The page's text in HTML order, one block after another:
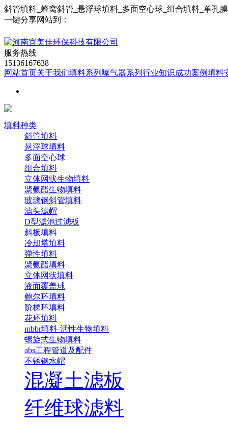
斜管填料_蜂窝斜管_悬浮球填料_多面空心球_组合填料_单孔
一键分享网站到：
服务热线
15136167638
网站首页关于我们填料系列 曝气器系列 行业知识成功案例填料
填料种类
斜管填料
悬浮球填料
多面空心球
组合填料
立体网状生物填料
聚氨酯生物填料
玻璃钢斜管填料
滤头滤帽
D型滤池过滤板
斜板填料
冷却塔填料
弹性填料
聚氨酯填料
立体网状填料
液面覆盖球
鲍尔环填料
阶梯环填料
花环填料
mbbr填料-活性生物填料
螺旋式生物填料
abs工程管道及配件
不锈钢水帽
混凝土滤板
纤维球滤料